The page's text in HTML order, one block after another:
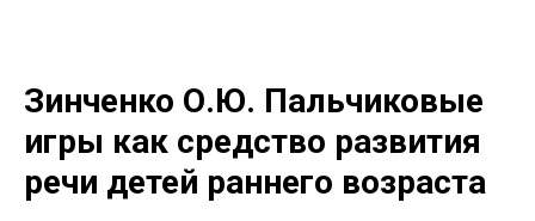
Зинченко О.Ю. Пальчиковые
игры как средство развития
речи детей раннего возраста